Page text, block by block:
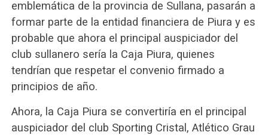
emblemática de la provincia de Sullana, pasarán a
formar parte de la entidad financiera de Piura y es
probable que ahora el principal auspiciador del
club sullanero sería la Caja Piura, quienes
tendrían que respetar el convenio firmado a
principios de año.
Ahora, la Caja Piura se convertiría en el principal
auspiciador del club Sporting Cristal, Atlético Grau